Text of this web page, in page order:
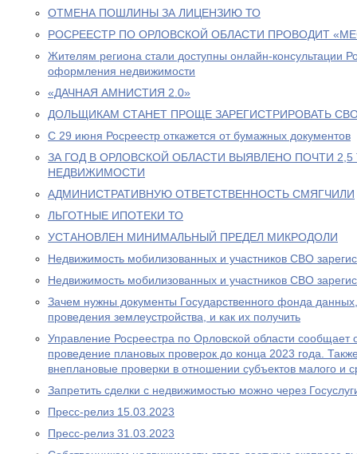
ОТМЕНА ПОШЛИНЫ ЗА ЛИЦЕНЗИЮ ТО
РОСРЕЕСТР ПО ОРЛОВСКОЙ ОБЛАСТИ ПРОВОДИТ
Жителям региона стали доступны онлайн-консультации
оформления недвижимости
«ДАЧНАЯ АМНИСТИЯ 2.0»
ДОЛЬЩИКАМ СТАНЕТ ПРОЩЕ ЗАРЕГИСТРИРОВАТЬ
С 29 июня Росреестр откажется от бумажных документов
ЗА ГОД В ОРЛОВСКОЙ ОБЛАСТИ ВЫЯВЛЕНО ПОЧТИ
НЕДВИЖИМОСТИ
АДМИНИСТРАТИВНУЮ ОТВЕТСТВЕННОСТЬ СМЯГЧИЛИ
ЛЬГОТНЫЕ ИПОТЕКИ ТО
УСТАНОВЛЕН МИНИМАЛЬНЫЙ ПРЕДЕЛ МИКРОДОЛИ
Недвижимость мобилизованных и участников СВО
Недвижимость мобилизованных и участников СВО
Зачем нужны документы Государственного фонда
проведения землеустройства, и как их получить
Управление Росреестра по Орловской области
проведение плановых проверок до конца 2023 года.
внеплановые проверки в отношении субъектов малого и
Запретить сделки с недвижимостью можно через
Пресс-релиз 15.03.2023
Пресс-релиз 31.03.2023